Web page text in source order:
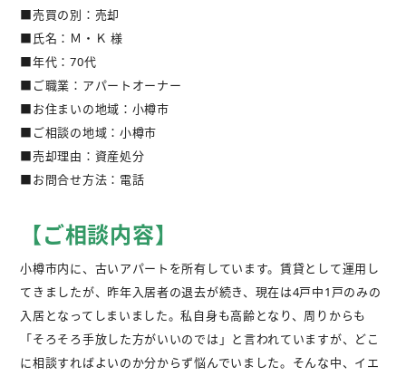
不動産購入
不動産 管理相談
会社案内
■売買の別：売却
■氏名：Ｍ・Ｋ 様
■年代：70代
■ご職業：アパートオーナー
■お住まいの地域：小樽市
■ご相談の地域：小樽市
■売却理由：資産処分
■お問合せ方法：電話
【ご相談内容】
小樽市内に、古いアパートを所有しています。賃貸として運用し
てきましたが、昨年入居者の退去が続き、現在は4戸中1戸のみの
入居となってしまいました。私自身も高齢となり、周りからも
「そろそろ手放した方がいいのでは」と言われていますが、どこ
に相談すればよいのか分からず悩んでいました。そんな中、イエ